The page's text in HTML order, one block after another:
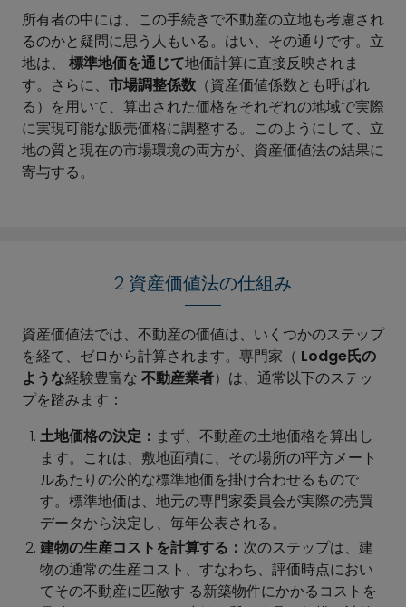
所有者の中には、この手続きで不動産の立地も考慮され
るのかと疑問に思う人もいる。はい、その通りです。立
地は、
標準地価を通じて地価計算に直接反映されま
す。さらに、 市場調整係数 （資産価値係数とも呼ばれ
る）を用いて、算出された価格をそれぞれの地域で実際
に実現可能な販売価格に調整する。このようにして、立
地の質と現在の市場環境の両方が、資産価値法の結果に
寄与する。
2 資産価値法の仕組み
資産価値法では、不動産の価値は、いくつかのステップ
を経て、ゼロから計算されます。専門家（ Lodge氏の
ような経験豊富な 不動産業者）は、通常以下のステッ
プを踏みます：
土地価格の決定： まず、不動産の土地価格を算出し
ます。これは、敷地面積に、その場所の1平方メート
ルあたりの公的な標準地価を掛け合わせるもので
す。標準地価は、地元の専門家委員会が実際の売買
データから決定し、毎年公表される。
建物の生産コストを計算する： 次のステップは、建
物の通常の生産コスト、すなわち、評価時点におい
てその不動産に匹敵す る新築物件にかかるコストを